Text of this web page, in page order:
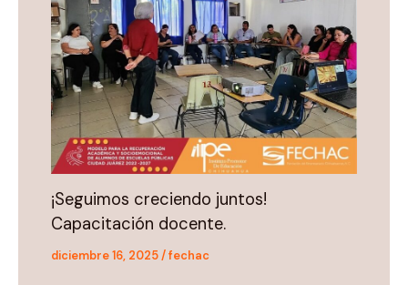
¡Seguimos creciendo juntos!
Capacitación docente.
diciembre 16, 2025/fechac